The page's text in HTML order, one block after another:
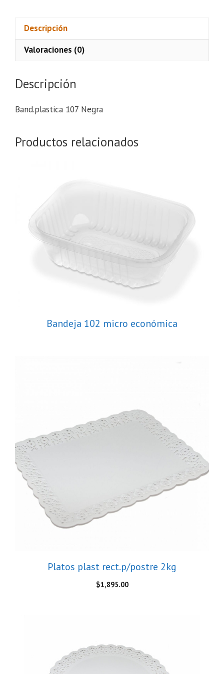
Descripción
Valoraciones (0)
Descripción
Band.plastica 107 Negra
Productos relacionados
Bandeja 102 micro económica
Platos plast rect.p/postre 2kg
$1,895.00